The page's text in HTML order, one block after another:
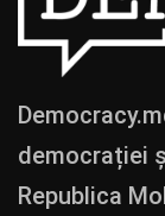
democrației
Republica